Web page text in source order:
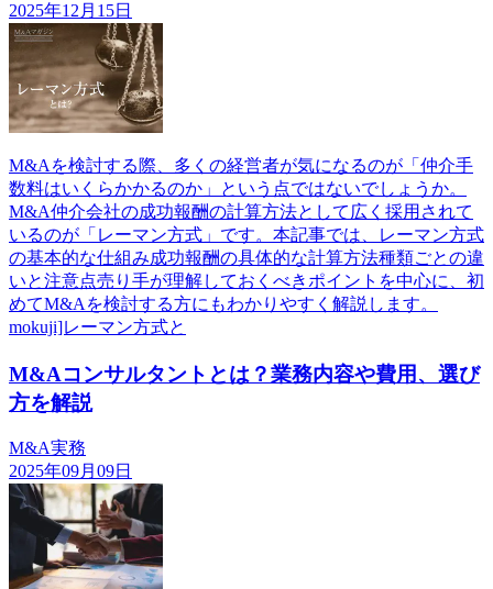
2025年12月15日
M&Aを検討する際、多くの経営者が気になるのが「仲介手
数料はいくらかかるのか」という点ではないでしょうか。
M&A仲介会社の成功報酬の計算方法として広く採用されて
いるのが「レーマン方式」です。本記事では、レーマン方式
の基本的な仕組み成功報酬の具体的な計算方法種類ごとの違
いと注意点売り手が理解しておくべきポイントを中心に、初
めてM&Aを検討する方にもわかりやすく解説します。
mokuji]レーマン方式と
M&Aコンサルタントとは？業務内容や費用、選び
方を解説
M&A実務
2025年09月09日